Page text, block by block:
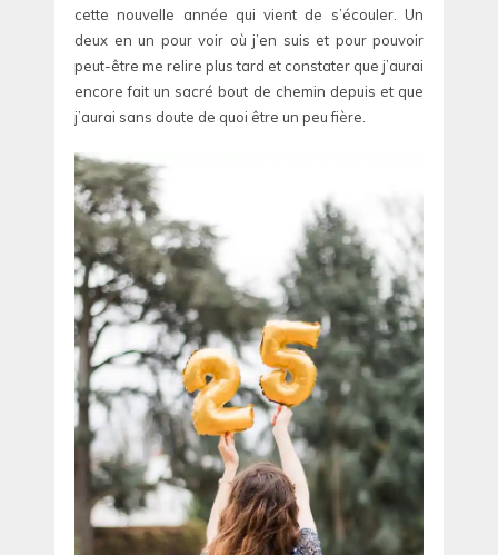
cette nouvelle année qui vient de s’écouler. Un
deux en un pour voir où j’en suis et pour pouvoir
peut-être me relire plus tard et constater que j’aurai
encore fait un sacré bout de chemin depuis et que
j’aurai sans doute de quoi être un peu fière.